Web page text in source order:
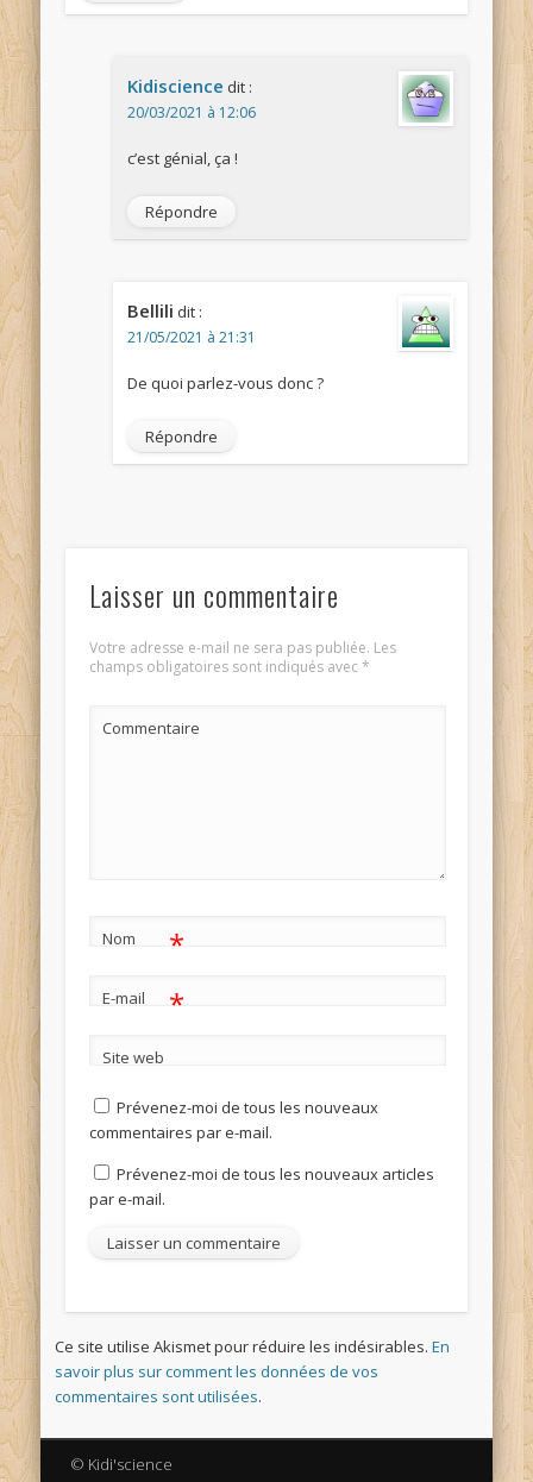
Kidiscience dit :
20/03/2021 à 12:06
c’est génial, ça !
Répondre
Bellili dit :
21/05/2021 à 21:31
De quoi parlez-vous donc ?
Répondre
Laisser un commentaire
Votre adresse e-mail ne sera pas publiée. Les
champs obligatoires sont indiqués avec*
Commentaire
Nom *
E-mail *
Site web
Prévenez-moi de tous les nouveaux
commentaires par e-mail.
Prévenez-moi de tous les nouveaux articles
par e-mail.
Ce site utilise Akismet pour réduire les indésirables.En
savoir plus sur comment les données de vos
commentaires sont utilisées.
© Kidi'science